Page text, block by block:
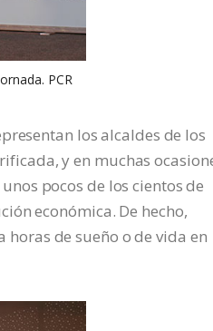
PCR
los alcaldes de los
y en muchas
pocos de los cientos de
económica. De hecho,
de sueño o de vida en